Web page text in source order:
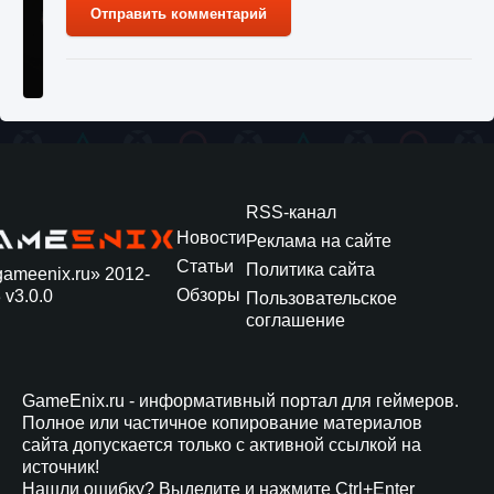
Все новые функции Ultimate Team в EA FC
25
9 августа 2024 1 297 0 0
Отправить комментарий
2012-
v3.0.0
Новости
Статьи
Обзоры
RSS-канал
Реклама на сайте
Политика сайта
Пользовательское
соглашение
GameEnix.ru - информативный портал для геймеров.
Полное или частичное копирование материалов
сайта допускается только с активной ссылкой на
источник!
Нашли ошибку? Выделите и нажмите Ctrl+Enter